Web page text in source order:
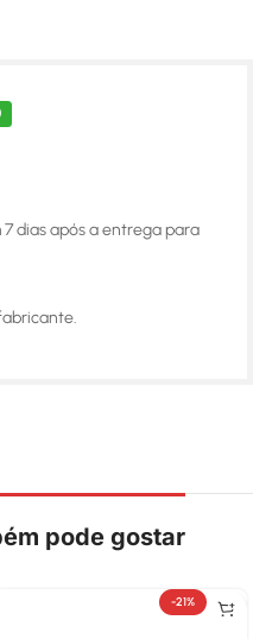
7 dias após a entrega para
pode gostar
-21%